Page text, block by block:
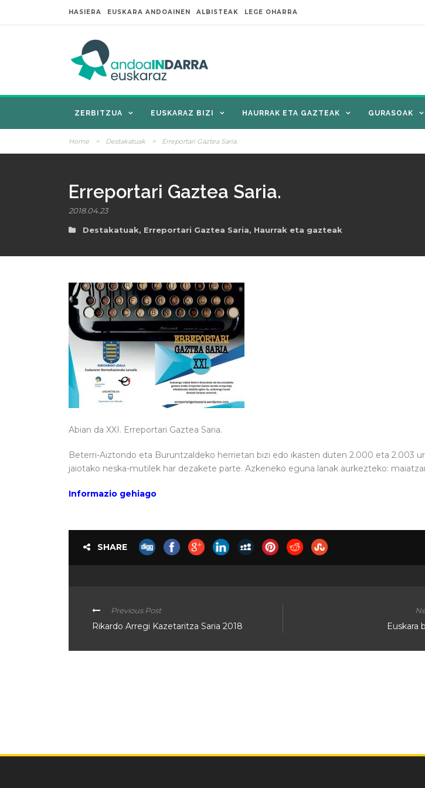
HASIERA EUSKARA ANDOAINEN ALBISTEAK LEGE OHARRA
ZERBITZUA EUSKARAZ BIZI HAURRAK ETA GAZTEAK GURASOAK
Home > Destakatuak > Erreportari Gaztea Saria.
Erreportari Gaztea Saria.
2018.04.23
Destakatuak, Erreportari Gaztea Saria, Haurrak eta gazteak
Abian da XXI. Erreportari Gaztea Saria.
Beterri-Aiztondo eta Buruntzaldeko herrietan bizi edo ikasten duten 2.000 eta 2.003
jaiotako neska-mutilek har dezakete parte. Azkeneko eguna lanak aurkezteko:
Informazio gehiago
SHARE
Previous Post
Rikardo Arregi Kazetaritza Saria 2018 Euskara